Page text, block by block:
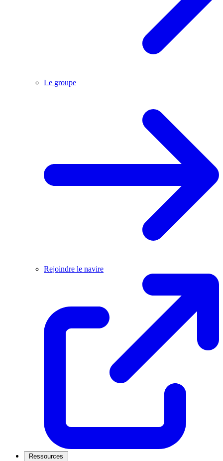
Le groupe
Rejoindre le navire
Ressources